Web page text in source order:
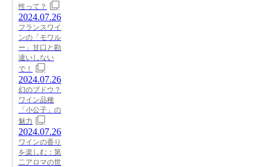
性って？
2024.07.26
フランスワイ
ンの「モワル
ー」甘口と勘
違いしない
で！
2024.07.26
幻のブドウ？
ワイン品種
「小公子」の
魅力
2024.07.26
ワインの香り
を楽しむ：第
二アロマの世